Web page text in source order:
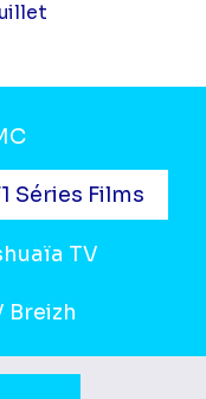
Séries Films
TV
Breizh